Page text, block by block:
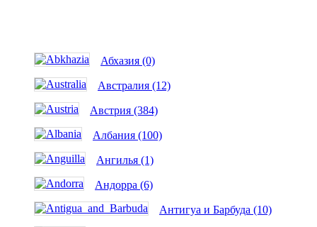
Абхазия (0)
Австралия (12)
Австрия (384)
Албания (100)
Ангилья (1)
Андорра (6)
Антигуа и Барбуда (10)